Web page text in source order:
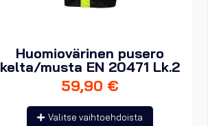
Huomiovärinen pusero
kelta/musta EN 20471 Lk.2
59,90 €
Valitse vaihtoehdoista
Tällä